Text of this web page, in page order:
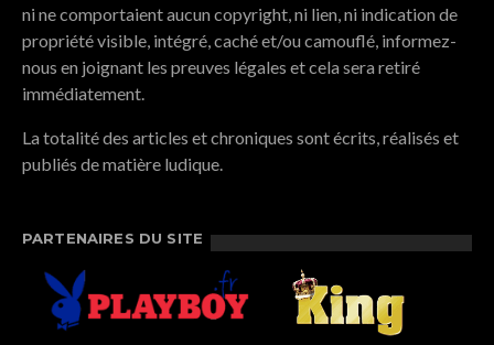
ni ne comportaient aucun copyright, ni lien, ni indication de
propriété visible, intégré, caché et/ou camouflé, informez-
nous en joignant les preuves légales et cela sera retiré
immédiatement.
La totalité des articles et chroniques sont écrits, réalisés et
publiés de matière ludique.
PARTENAIRES DU SITE